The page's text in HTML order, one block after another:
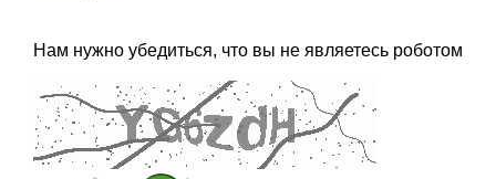
Нам нужно убедиться, что вы не являетесь роботом